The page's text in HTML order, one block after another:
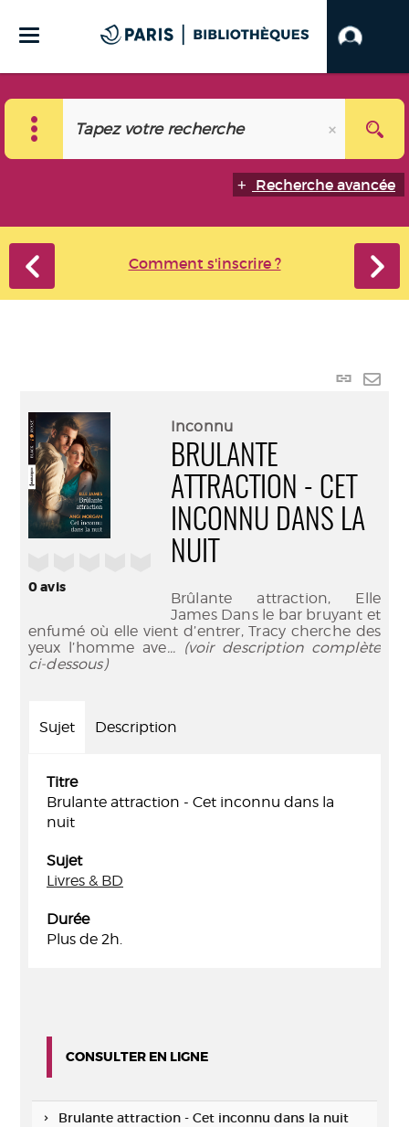
Recherche avancée
Comment s'inscrire ?
Lien
0avis
Inconnu
BRULANTE
ATTRACTION - CET
INCONNU DANS LA
NUIT
Brûlante attraction, Elle
James Dans le bar bruyant et
enfumé où elle vient d’entrer, Tracy cherche des
yeux l’homme ave... (voir description complète
ci-dessous)
Sujet Description
Titre
Brulante attraction - Cet inconnu dans la
nuit
Sujet
Livres & BD
Durée
Plus de 2h.
CONSULTER EN LIGNE
Brulante attraction - Cet inconnu dans la nuit